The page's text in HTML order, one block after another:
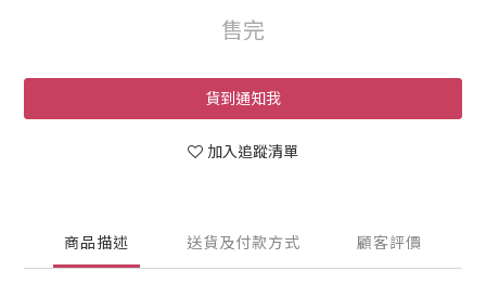
售完
貨到通知我
加入追蹤清單
商品描述 送貨及付款方式 顧客評價